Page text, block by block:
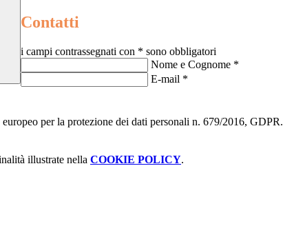
Contatti
i campi contrassegnati con * sono obbligatori
Nome e Cognome *
E-mail *
per la protezione dei dati personali n. 679/2016, GDPR.
illustrate nella COOKIE POLICY.